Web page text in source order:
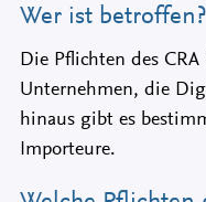
Wer ist betroffen?
Die Pflichten des
Unternehmen, die
hinaus gibt es
Importeure.